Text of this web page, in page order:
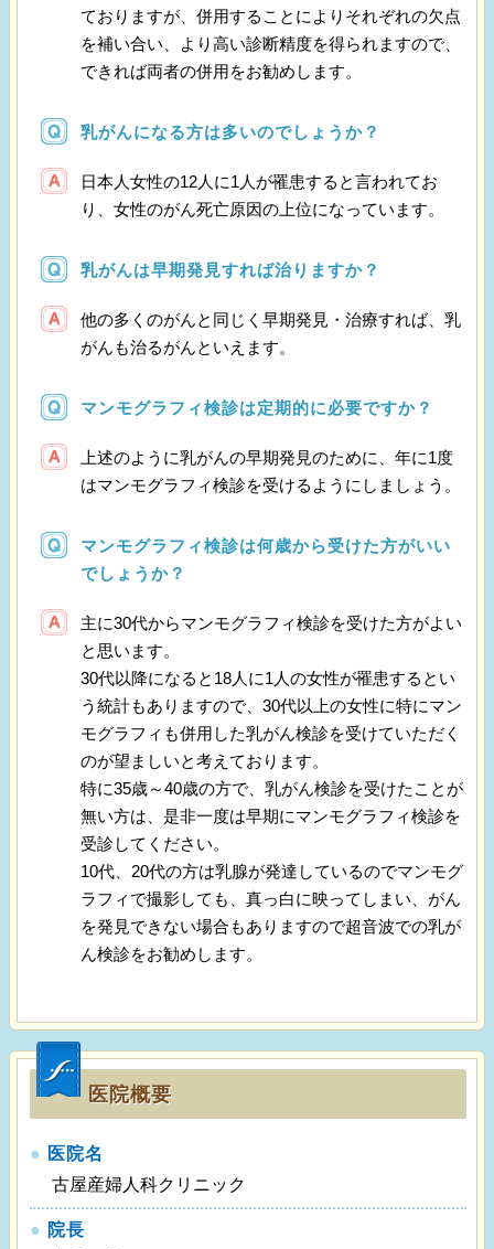
ておりますが、併用することによりそれぞれの欠点
を補い合い、より高い診断精度を得られますので、
できれば両者の併用をお勧めします。
乳がんになる方は多いのでしょうか？
日本人女性の12人に1人が罹患すると言われてお
り、女性のがん死亡原因の上位になっています。
乳がんは早期発見すれば治りますか？
他の多くのがんと同じく早期発見・治療すれば、乳
がんも治るがんといえます。
マンモグラフィ検診は定期的に必要ですか？
上述のように乳がんの早期発見のために、年に1度
はマンモグラフィ検診を受けるようにしましょう。
マンモグラフィ検診は何歳から受けた方がいい
でしょうか？
主に30代からマンモグラフィ検診を受けた方がよい
と思います。
30代以降になると18人に1人の女性が罹患するとい
う統計もありますので、30代以上の女性に特にマン
モグラフィも併用した乳がん検診を受けていただく
のが望ましいと考えております。
特に35歳～40歳の方で、乳がん検診を受けたことが
無い方は、是非一度は早期にマンモグラフィ検診を
受診してください。
10代、20代の方は乳腺が発達しているのでマンモグ
ラフィで撮影しても、真っ白に映ってしまい、がん
を発見できない場合もありますので超音波での乳が
ん検診をお勧めします。
医院概要
●
医院名
古屋産婦人科クリニック
● 院長